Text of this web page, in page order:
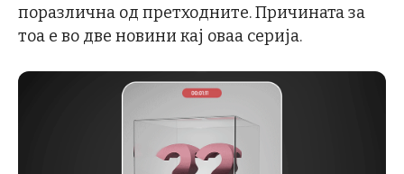
поразлична од претходните. Причината за
тоа е во две новини кај оваа серија.